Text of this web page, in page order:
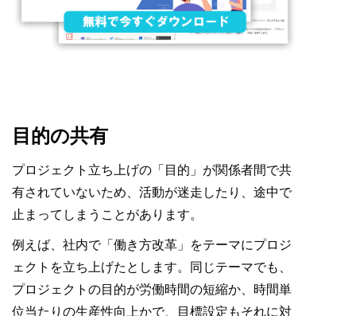
目的の共有
プロジェクト立ち上げの「目的」が関係者間で共
有されていないため、活動が迷走したり、途中で
止まってしまうことがあります。
例えば、社内で「働き方改革」をテーマにプロジ
ェクトを立ち上げたとします。同じテーマでも、
プロジェクトの目的が労働時間の短縮か、時間単
位当たりの生産性向上かで、目標設定もそれに対